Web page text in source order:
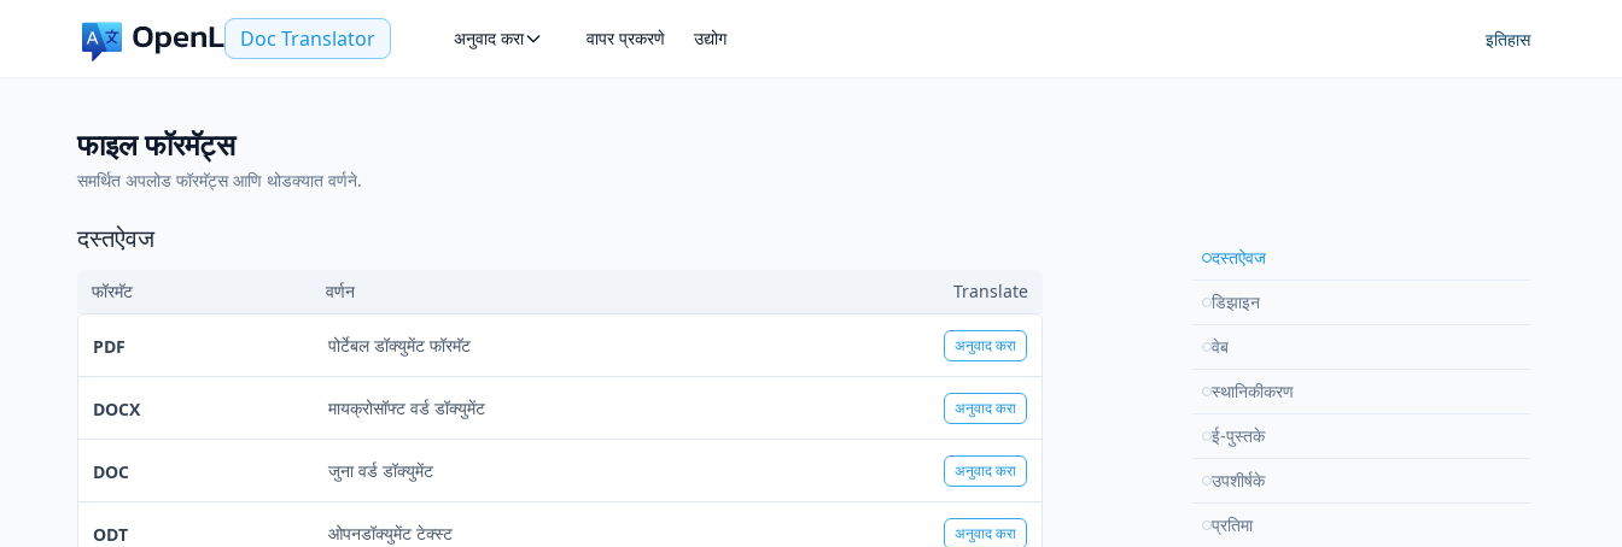
Doc Translator अनुवाद करा वापर प्रकरणे उद्योग इतिहास
फाइल फॉरमॅट्स
समर्थित अपलोड फॉरमॅट्स आणि थोडक्यात वर्णने.
दस्तऐवज
फॉरमॅट वर्णन Translate
PDF पोर्टेबल डॉक्युमेंट फॉरमॅट अनुवाद करा
DOCX मायक्रोसॉफ्ट वर्ड डॉक्युमेंट अनुवाद करा
DOC जुना वर्ड डॉक्युमेंट अनुवाद करा
ODT ओपनडॉक्युमेंट टेक्स्ट अनुवाद करा
दस्तऐवज
डिझाइन
वेब
स्थानिकीकरण
ई-पुस्तके
उपशीर्षके
प्रतिमा